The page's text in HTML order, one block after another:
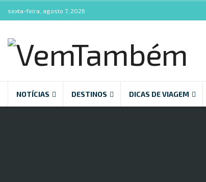
sexta-feira, agosto 7, 2026
NOTÍCIAS DESTINOS DICAS DE VIAGEM